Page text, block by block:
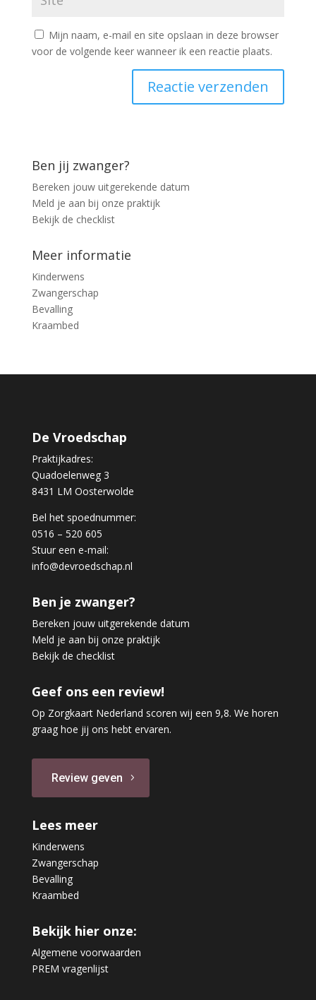
Mijn naam, e-mail en site opslaan in deze browser
voor de volgende keer wanneer ik een reactie plaats.
Ben jij zwanger?
Bereken jouw uitgerekende datum
Meld je aan bij onze praktijk
Bekijk de checklist
Meer informatie
Kinderwens
Zwangerschap
Bevalling
Kraambed
De Vroedschap
Praktijkadres:
Quadoelenweg 3
8431 LM Oosterwolde
Bel het spoednummer:
0516 – 520 605
Stuur een e-mail:
info@devroedschap.nl
Ben je zwanger?
Bereken jouw uitgerekende datum
Meld je aan bij onze praktijk
Bekijk de checklist
Geef ons een review!
Op Zorgkaart Nederland scoren wij een 9,8. We horen
graag hoe jij ons hebt ervaren.
Review geven
Lees meer
Kinderwens
Zwangerschap
Bevalling
Kraambed
Bekijk hier onze:
Algemene voorwaarden
PREM vragenlijst